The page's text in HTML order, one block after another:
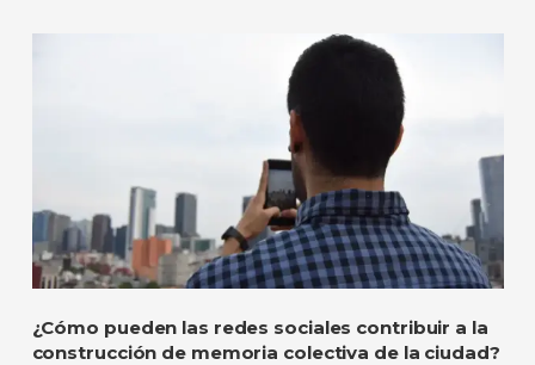
¿Cómo pueden las redes sociales contribuir a la
construcción de memoria colectiva de la ciudad?